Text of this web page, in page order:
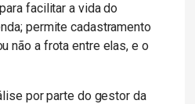
facilitar a vida do
permite cadastramento
não a frota entre elas, e o
por parte do gestor da